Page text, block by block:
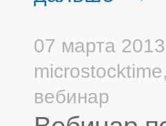
07 марта
microstocktime,
вебинар